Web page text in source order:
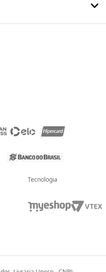
Tecnologia